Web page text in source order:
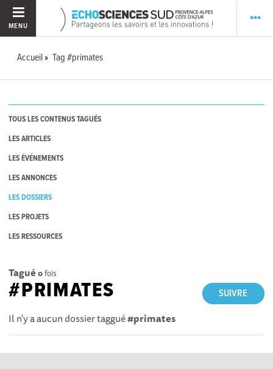
MENU
Accueil Tag #primates
TOUS LES CONTENUS TAGUÉS
LES ARTICLES
LES ÉVÉNEMENTS
LES ANNONCES
LES DOSSIERS
LES PROJETS
LES RESSOURCES
Tagué 0fois
SUIVRE
#PRIMATES
Il n'y a aucun dossier taggué#primates